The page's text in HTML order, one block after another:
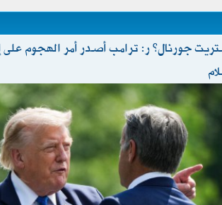
جورنال” ر: ترامب أصدر أمر الهجوم على